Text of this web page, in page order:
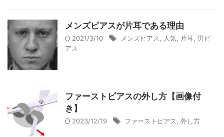
メンズピアスが片耳である理由
2021/3/10 メンズピアス 人気 片耳 男ピ
アス
ファーストピアスの外し方【画像付
き】
2023/12/19 ファーストピアス 外し方